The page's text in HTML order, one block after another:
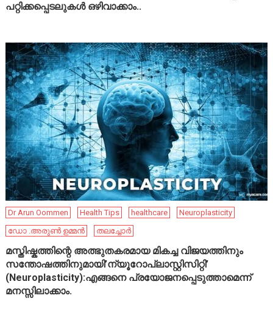
പറ്റിക്കപ്പെടലുകൾ ഒഴിവാക്കാം..
Dr Arun Oommen Health Tips healthcare
Neuroplasticity
ഡോ .അരുൺ ഉമ്മൻ
തലച്ചോർ
മസ്തിഷ്കത്തിന്റെ അത്ഭുതകരമായ മികച്ച വിജയത്തിനും
സന്തോഷത്തിനുമായി’ന്യൂറോപ്ലാസ്റ്റിസിറ്റി’
(Neuroplasticity):എങ്ങനെ പ്രയോജനപ്പെടുത്താമെന്ന്
മനസ്സിലാക്കാം.